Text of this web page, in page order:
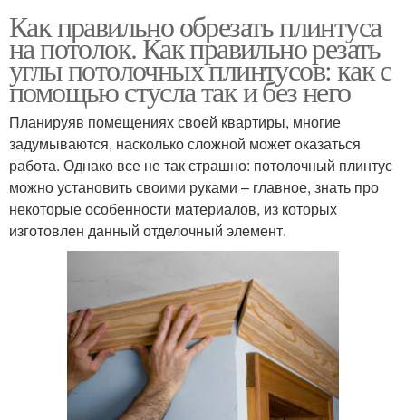
Как правильно обрезать плинтуса
на потолок. Как правильно резать
углы потолочных плинтусов: как с
помощью стусла так и без него
Планируяв помещениях своей квартиры, многие
задумываются, насколько сложной может оказаться
работа. Однако все не так страшно: потолочный плинтус
можно установить своими руками – главное, знать про
некоторые особенности материалов, из которых
изготовлен данный отделочный элемент.